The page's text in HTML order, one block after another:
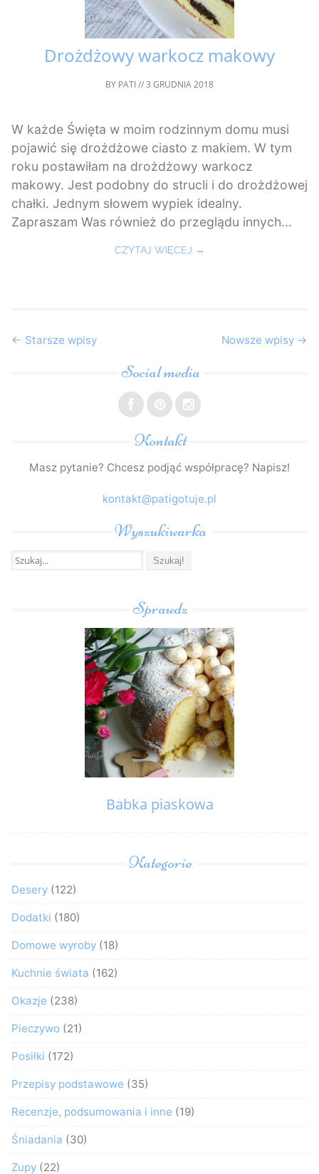
Drożdżowy warkocz makowy
BY PATI //3 GRUDNIA 2018
W każde Święta w moim rodzinnym domu musi
pojawić się drożdżowe ciasto z makiem. W tym
roku postawiłam na drożdżowy warkocz
makowy. Jest podobny do strucli i do drożdżowej
chałki. Jednym słowem wypiek idealny.
Zapraszam Was również do przeglądu innych...
CZYTAJ WIĘCEJ →
Post
← Starsze wpisy Nowsze wpisy →
Social media
Kontakt
Masz pytanie? Chcesz podjąć współpracę? Napisz!
kontakt@patigotuje.pl
Wyszukiwarka
Szukaj:
Sprawdz
Babka piaskowa
Kategorie
Desery (122)
Dodatki (180)
Domowe wyroby (18)
Kuchnie świata (162)
Okazje (238)
Pieczywo (21)
Posiłki (172)
Przepisy podstawowe (35)
Recenzje, podsumowania i inne (19)
Śniadania (30)
Zupy (22)